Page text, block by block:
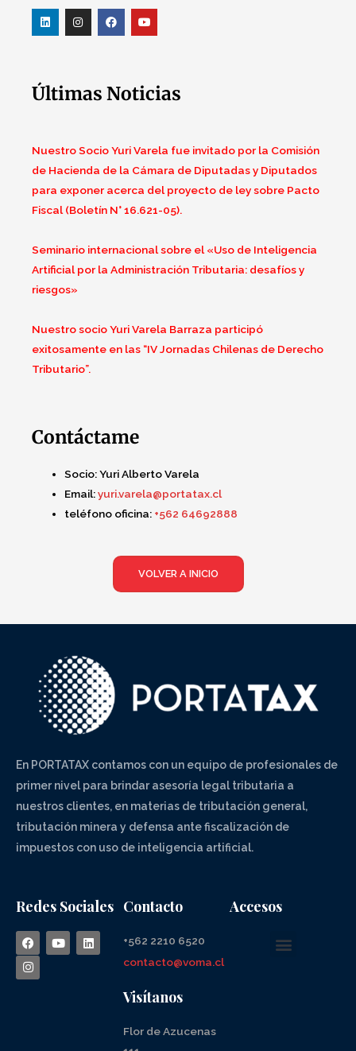
Últimas Noticias
Nuestro Socio Yuri Varela fue invitado por la Comisión
de Hacienda de la Cámara de Diputadas y Diputados
para exponer acerca del proyecto de ley sobre Pacto
Fiscal (Boletín N° 16.621-05).
Seminario internacional sobre el «Uso de Inteligencia
Artificial por la Administración Tributaria: desafíos y
riesgos»
Nuestro socio Yuri Varela Barraza participó
exitosamente en las “IV Jornadas Chilenas de Derecho
Tributario”.
Contáctame
Socio:Yuri Alberto Varela
Email:yuri.varela@portatax.cl
teléfono oficina: +562 64692888
VOLVER A INICIO
En PORTATAX contamos con un equipo de profesionales de
primer nivel para brindar asesoría legal tributaria a
nuestros clientes, en materias de tributación general,
tributación minera y defensa ante fiscalización de
impuestos con uso de inteligencia artificial.
Redes Sociales Contacto
+562 2210 6520
contacto@voma.cl
Visítanos
Flor de Azucenas
Accesos